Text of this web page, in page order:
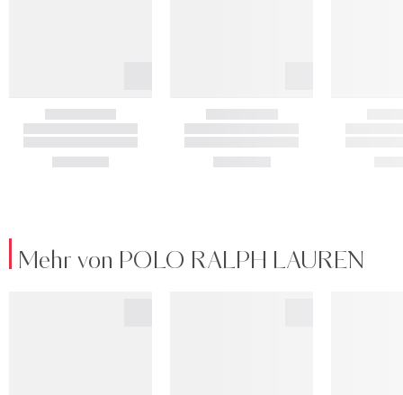
Mehr von POLO RALPH LAUREN